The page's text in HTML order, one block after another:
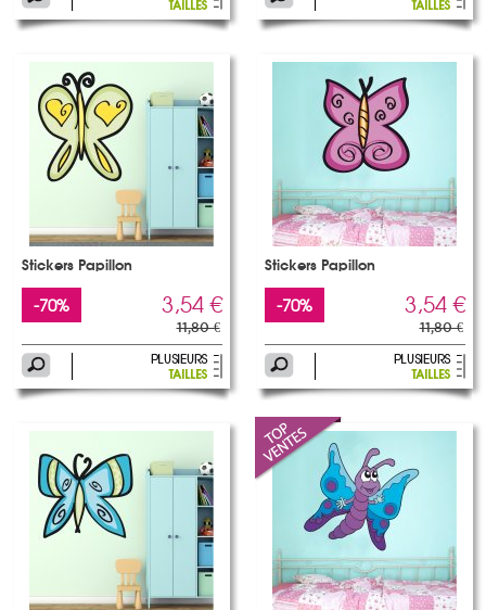
Stickers Papillon
-70% 3,54 €
11,80 €
Stickers Papillon
-70% 3,54 €
11,80 €